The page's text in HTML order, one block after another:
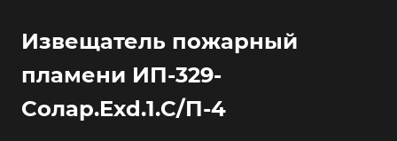
Извещатель пожарный
пламени ИП-329-
Солар.Exd.1.С/П-4